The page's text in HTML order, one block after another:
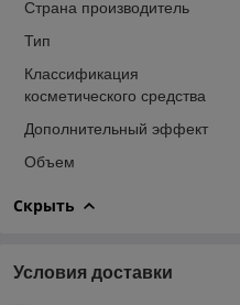
Страна производитель
Тип
Классификация
косметического средства
Дополнительный эффект
Объем
Скрыть
Условия доставки